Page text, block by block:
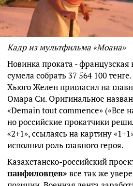
Кадр из мультфильма «Моана»
Новинка проката - французская
сумела собрать 37 564 100
Хьюго Желен пригласил на
Омара Си. Оригинальное
«Demain tout commence» («Все
но российские прокатчики
«2+1», ссылаясь на картину
исполнил роль главного героя.
Казахстанско-российский
панфиловцев» все так же